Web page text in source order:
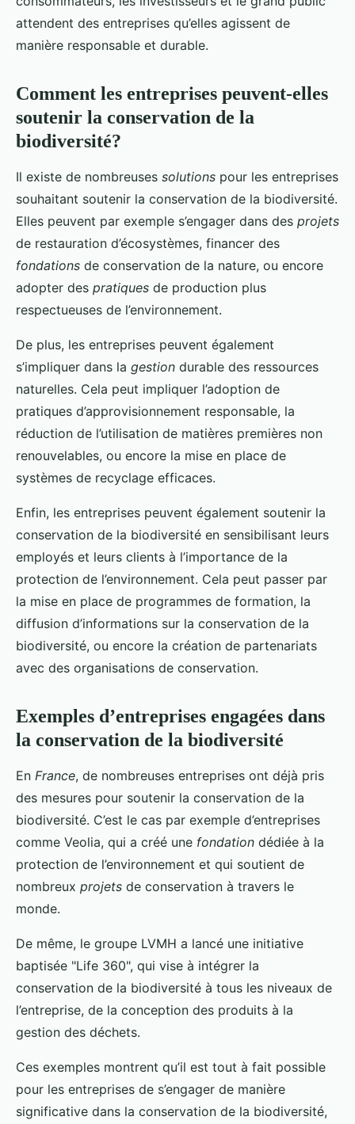
attendent des entreprises qu’elles agissent de
manière responsable et durable.
Comment les entreprises peuvent-elles
soutenir la conservation de la
biodiversité?
Il existe de nombreuses solutions pour les entreprises
souhaitant soutenir la conservation de la biodiversité.
Elles peuvent par exemple s’engager dans des projets
de restauration d’écosystèmes, financer des
fondations de conservation de la nature, ou encore
adopter des pratiques de production plus
respectueuses de l’environnement.
De plus, les entreprises peuvent également
s’impliquer dans la gestion durable des ressources
naturelles. Cela peut impliquer l’adoption de
pratiques d’approvisionnement responsable, la
réduction de l’utilisation de matières premières non
renouvelables, ou encore la mise en place de
systèmes de recyclage efficaces.
Enfin, les entreprises peuvent également soutenir la
conservation de la biodiversité en sensibilisant leurs
employés et leurs clients à l’importance de la
protection de l’environnement. Cela peut passer par
la mise en place de programmes de formation, la
diffusion d’informations sur la conservation de la
biodiversité, ou encore la création de partenariats
avec des organisations de conservation.
Exemples d’entreprises engagées dans
la conservation de la biodiversité
En France, de nombreuses entreprises ont déjà pris
des mesures pour soutenir la conservation de la
biodiversité. C’est le cas par exemple d’entreprises
comme Veolia, qui a créé une fondation dédiée à la
protection de l’environnement et qui soutient de
nombreux projets de conservation à travers le
monde.
De même, le groupe LVMH a lancé une initiative
baptisée "Life 360", qui vise à intégrer la
conservation de la biodiversité à tous les niveaux de
l’entreprise, de la conception des produits à la
gestion des déchets.
Ces exemples montrent qu’il est tout à fait possible
pour les entreprises de s’engager de manière
significative dans la conservation de la biodiversité,